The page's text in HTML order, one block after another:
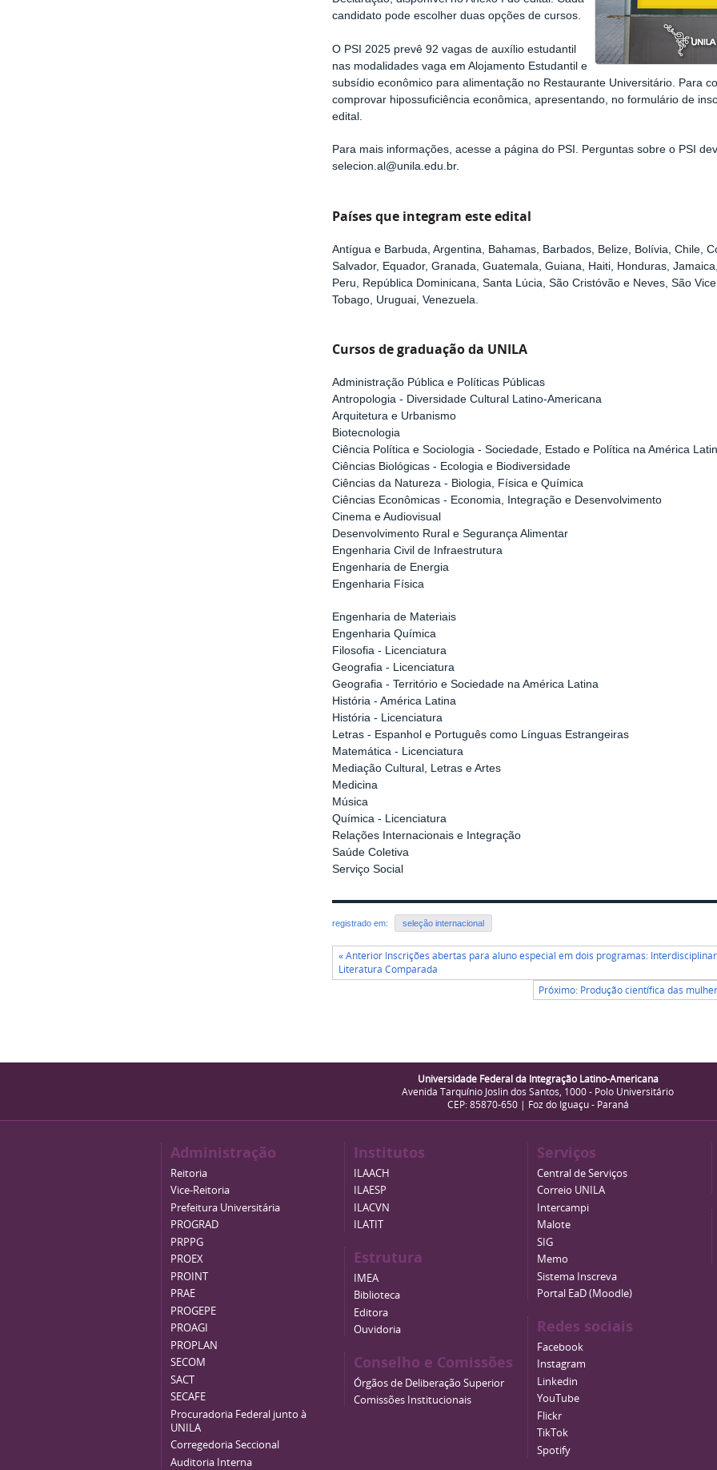
candidato pode escolher duas opções de cursos.
O PSI 2025 prevê 92 vagas de auxílio estudantil
nas modalidades vaga em Alojamento Estudantil e
subsídio econômico para alimentação no Restaurante Universitário. Para
comprovar hipossuficiência econômica, apresentando, no formulário de
edital.
Para mais informações, acesse a página do PSI. Perguntas sobre o PSI
selecion.al@unila.edu.br.
Países que integram este edital
Antígua e Barbuda, Argentina, Bahamas, Barbados, Belize, Bolívia, Chile,
Salvador, Equador, Granada, Guatemala, Guiana, Haiti, Honduras,
Peru, República Dominicana, Santa Lúcia, São Cristóvão e Neves, São
Tobago, Uruguai, Venezuela.
Cursos de graduação da UNILA
Administração Pública e Políticas Públicas
Antropologia - Diversidade Cultural Latino-Americana
Arquitetura e Urbanismo
Biotecnologia
Ciência Política e Sociologia - Sociedade, Estado e Política na América
Ciências Biológicas - Ecologia e Biodiversidade
Ciências da Natureza - Biologia, Física e Química
Ciências Econômicas - Economia, Integração e Desenvolvimento
Cinema e Audiovisual
Desenvolvimento Rural e Segurança Alimentar
Engenharia Civil de Infraestrutura
Engenharia de Energia
Engenharia Física
Engenharia de Materiais
Engenharia Química
Filosofia - Licenciatura
Geografia - Licenciatura
Geografia - Território e Sociedade na América Latina
História - América Latina
História - Licenciatura
Letras - Espanhol e Português como Línguas Estrangeiras
Matemática - Licenciatura
Mediação Cultural, Letras e Artes
Medicina
Música
Química - Licenciatura
Relações Internacionais e Integração
Saúde Coletiva
Serviço Social
registrado em: seleção internacional
« Anterior Inscrições abertas para aluno especial em dois programas:
Literatura Comparada
Próximo: Produção científica das
Universidade Federal da Integração Latino-Americana
Avenida Tarquínio Joslin dos Santos, 1000 - Polo Universitário
CEP: 85870-650 | Foz do Iguaçu - Paraná
Administração
Reitoria
Vice-Reitoria
Prefeitura Universitária
PROGRAD
PRPPG
PROEX
PROINT
PRAE
PROGEPE
PROAGI
PROPLAN
SECOM
SACT
SECAFE
Procuradoria Federal junto à
UNILA
Corregedoria Seccional
Auditoria Interna
Institutos
ILAACH
ILAESP
ILACVN
ILATIT
Estrutura
IMEA
Biblioteca
Editora
Ouvidoria
Conselho e Comissões
Órgãos de Deliberação Superior
Comissões Institucionais
Serviços
Central de Serviços
Correio UNILA
Intercampi
Malote
SIG
Memo
Sistema Inscreva
Portal EaD (Moodle)
Redes sociais
Facebook
Instagram
Linkedin
YouTube
Flickr
TikTok
Spotify